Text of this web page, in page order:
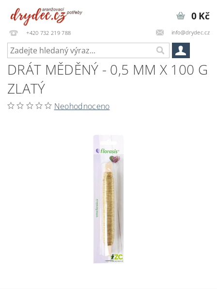
+420 732 219 788 info@drydec.cz
0 Kč
DRÁT MĚDĚNÝ - 0,5 MM X 100 G
ZLATÝ
Neohodnoceno